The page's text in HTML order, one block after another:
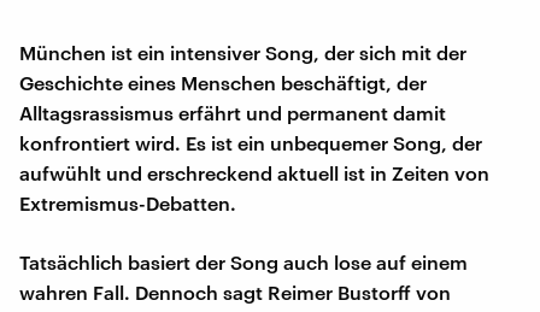
München ist ein intensiver Song, der sich mit der
Geschichte eines Menschen beschäftigt, der
Alltagsrassismus erfährt und permanent damit
konfrontiert wird. Es ist ein unbequemer Song, der
aufwühlt und erschreckend aktuell ist in Zeiten von
Extremismus-Debatten.
Tatsächlich basiert der Song auch lose auf einem
wahren Fall. Dennoch sagt Reimer Bustorff von